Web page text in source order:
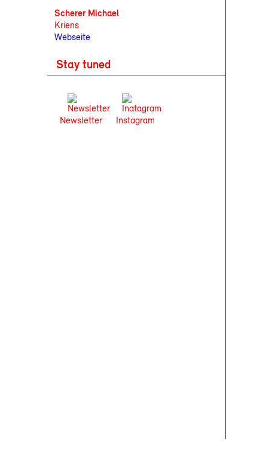
Scherer Michael
Kriens
Webseite
Stay tuned
Newsletter Instagram